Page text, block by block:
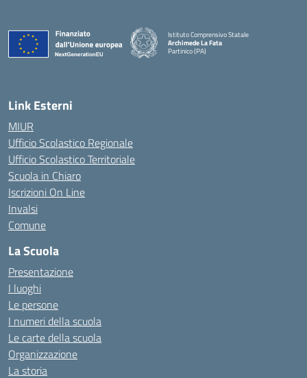
Istituto Comprensivo Statale
Archimede La Fata
Partinico (PA)
Link Esterni
MIUR
Ufficio Scolastico Regionale
Ufficio Scolastico Territoriale
Scuola in Chiaro
Iscrizioni On Line
Invalsi
Comune
La Scuola
Presentazione
I luoghi
Le persone
I numeri della scuola
Le carte della scuola
Organizzazione
La storia